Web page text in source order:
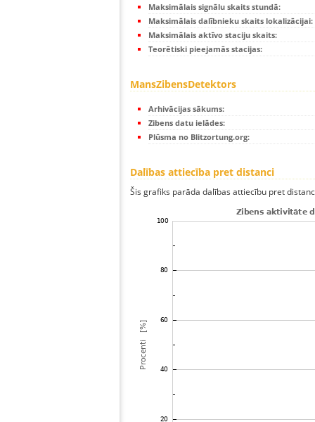
Maksimālais signālu skaits stundā:
Maksimālais dalībnieku skaits lokalizācijai:
Maksimālais aktīvo staciju skaits:
Teorētiski pieejamās stacijas:
MansZibensDetektors
Arhivācijas sākums:
Zibens datu ielādes:
Plūsma no Blitzortung.org:
Dalības attiecība pret distanci
Šis grafiks parāda dalības attiecību pret